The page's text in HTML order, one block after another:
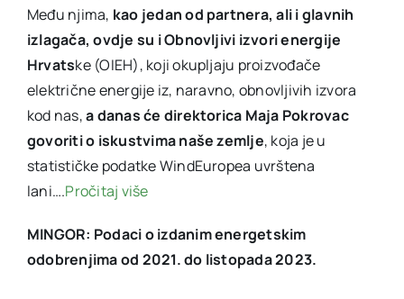
Među njima, kao jedan od partnera, ali i glavnih
izlagača, ovdje su iObnovljivi izvori energije
Hrvatske (OIEH), koji okupljaju proizvođače
električne energije iz, naravno, obnovljivih izvora
kod nas,a danas će direktorica Maja Pokrovac
govoriti o iskustvima naše zemlje, koja je u
statističke podatke WindEuropea uvrštena
lani….Pročitaj više
MINGOR: Podaci o izdanim energetskim
odobrenjima od 2021. do listopada 2023.